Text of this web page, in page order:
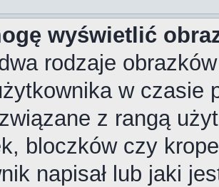
wyświetlić
rodzaje
w czasie
z rangą
bloczków czy
napisał lub jaki